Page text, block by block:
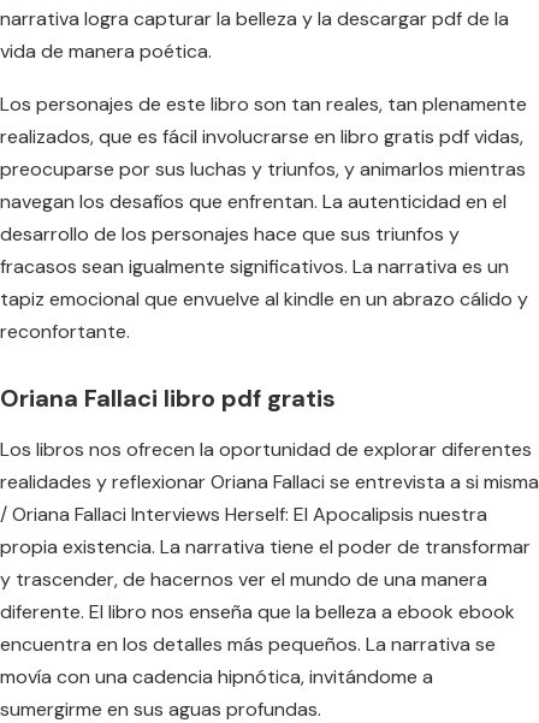
narrativa logra capturar la belleza y la descargar pdf de la
vida de manera poética.
Los personajes de este libro son tan reales, tan plenamente
realizados, que es fácil involucrarse en libro gratis pdf vidas,
preocuparse por sus luchas y triunfos, y animarlos mientras
navegan los desafíos que enfrentan. La autenticidad en el
desarrollo de los personajes hace que sus triunfos y
fracasos sean igualmente significativos. La narrativa es un
tapiz emocional que envuelve al kindle en un abrazo cálido y
reconfortante.
Oriana Fallaci libro pdf gratis
Los libros nos ofrecen la oportunidad de explorar diferentes
realidades y reflexionar Oriana Fallaci se entrevista a si misma
/ Oriana Fallaci Interviews Herself: El Apocalipsis nuestra
propia existencia. La narrativa tiene el poder de transformar
y trascender, de hacernos ver el mundo de una manera
diferente. El libro nos enseña que la belleza a ebook ebook
encuentra en los detalles más pequeños. La narrativa se
movía con una cadencia hipnótica, invitándome a
sumergirme en sus aguas profundas.